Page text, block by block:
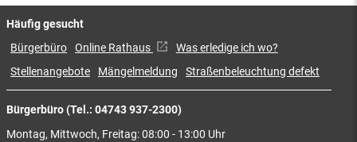
Bürgerbüro (Tel.: 04743 937-2300)
Montag, Mittwoch, Freitag: 08:00 - 13:00 Uhr
Häufig gesucht
Bürgerbüro Online Rathaus
Was erledige ich wo?
Stellenangebote
Mängelmeldung Straßenbeleuchtung defekt